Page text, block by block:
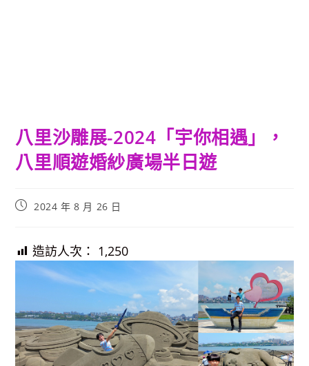
八里沙雕展-2024「宇你相遇」，
八里順遊婚紗廣場半日遊
Post2024 年 8 月 26 日
造訪人次： 1,250